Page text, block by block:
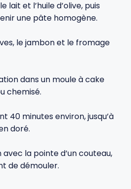
lait et l’huile d’olive, puis
une pâte homogène.
le jambon et le fromage
dans un moule à cake
chemisé.
40 minutes environ, jusqu’à
doré.
avec la pointe d’un couteau,
de démouler.